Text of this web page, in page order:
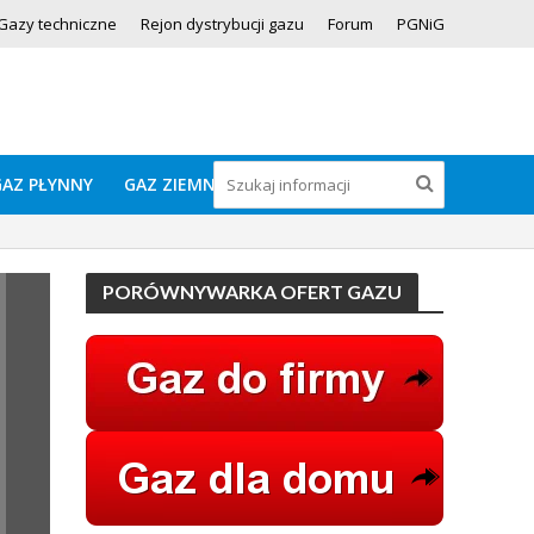
techniczne Rejon dystrybucji gazu Forum PGNiG
PŁYNNY GAZ ZIEMNY
PORÓWNYWARKA OFERT GAZU